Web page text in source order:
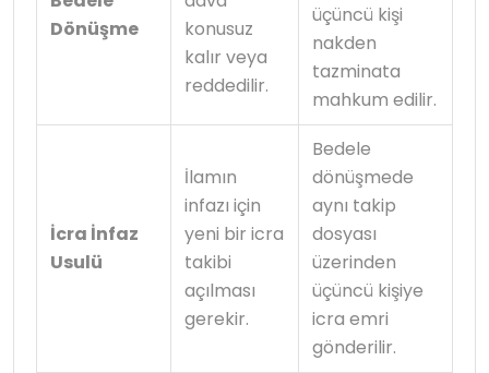
Dönüşme
konusuz
kalır veya
reddedilir.
üçüncü kişi
nakden
tazminata
mahkum edilir.
İcra İnfaz
Usulü
İlamın
infazı için
yeni bir icra
takibi
açılması
gerekir.
Bedele
dönüşmede
aynı takip
dosyası
üzerinden
üçüncü kişiye
icra emri
gönderilir.